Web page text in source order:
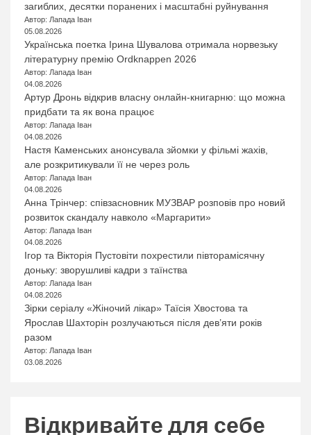
загиблих, десятки поранених і масштабні руйнування
Автор: Лапада Іван
05.08.2026
Українська поетка Ірина Шувалова отримала норвезьку
літературну премію Ordknappen 2026
Автор: Лапада Іван
04.08.2026
Артур Дронь відкрив власну онлайн-книгарню: що можна
придбати та як вона працює
Автор: Лапада Іван
04.08.2026
Настя Каменських анонсувала зйомки у фільмі жахів,
але розкритикували її не через роль
Автор: Лапада Іван
04.08.2026
Анна Трінчер: співзасновник МУЗВАР розповів про новий
розвиток скандалу навколо «Маргарити»
Автор: Лапада Іван
04.08.2026
Ігор та Вікторія Пустовіти похрестили півторамісячну
доньку: зворушливі кадри з таїнства
Автор: Лапада Іван
04.08.2026
Зірки серіалу «Жіночий лікар» Таїсія Хвостова та
Ярослав Шахторін розлучаються після дев’яти років
разом
Автор: Лапада Іван
03.08.2026
Відкривайте для себе